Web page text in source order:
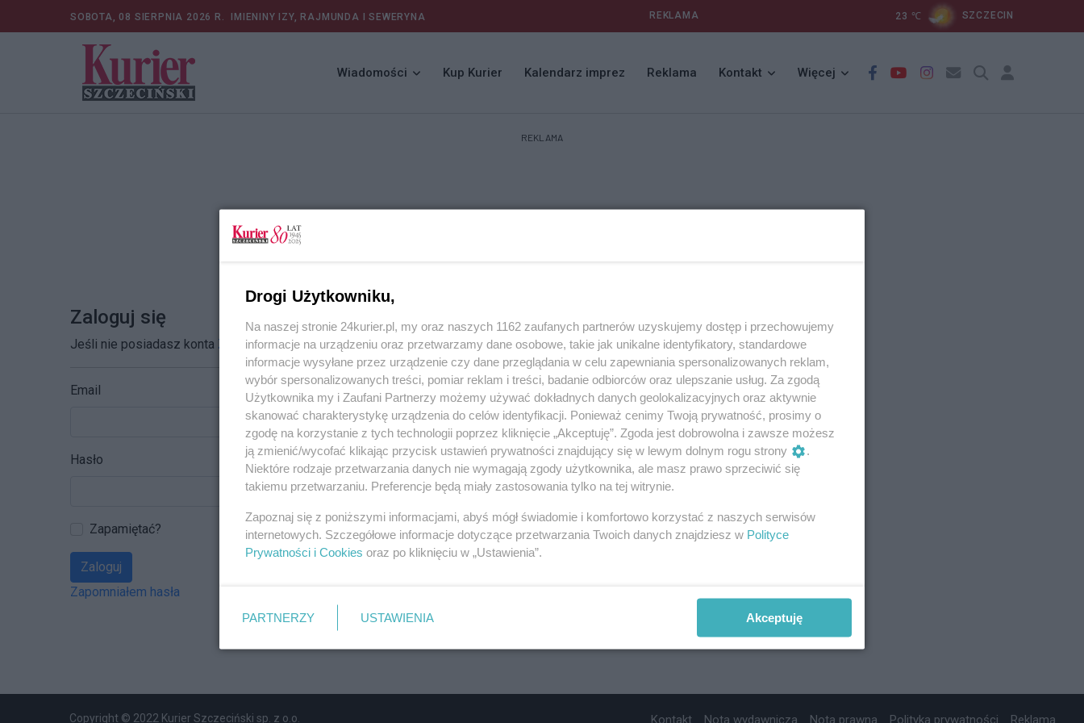
SOBOTA, 08 SIERPNIA 2026 R. IMIENINY IZY, RAJMUNDA I SEWERYNA REKLAMA 23 ℃ SZCZECIN
Wiadomości Kup Kurier Kalendarz imprez Reklama Kontakt Więcej
REKLAMA
Zaloguj się
Jeśli nie posiadasz konta Zarejestruj się
Email
Hasło
Zapamiętać?
Zaloguj
Zapomniałem hasła
Copyright © 2022 Kurier Szczeciński sp. z o.o. Kontakt Nota wydawnicza Nota prawna Polityka prywatności Reklama
Drogi Użytkowniku,
Na naszej stronie 24kurier.pl, my oraz naszych 1162 zaufanych partnerów uzyskujemy dostęp i przechowujemy
informacje na urządzeniu oraz przetwarzamy dane osobowe, takie jak unikalne identyfikatory, standardowe
informacje wysyłane przez urządzenie czy dane przeglądania w celu zapewniania spersonalizowanych reklam,
wybór spersonalizowanych treści, pomiar reklam i treści, badanie odbiorców oraz ulepszanie usług. Za zgodą
Użytkownika my i Zaufani Partnerzy możemy używać dokładnych danych geolokalizacyjnych oraz aktywnie
skanować charakterystykę urządzenia do celów identyfikacji. Ponieważ cenimy Twoją prywatność, prosimy o
zgodę na korzystanie z tych technologii poprzez kliknięcie „Akceptuję”. Zgoda jest dobrowolna i zawsze możesz
ją zmienić/wycofać klikając przycisk ustawień prywatności znajdujący się w lewym dolnym rogu strony
.
Niektóre rodzaje przetwarzania danych nie wymagają zgody użytkownika, ale masz prawo sprzeciwić się
takiemu przetwarzaniu. Preferencje będą miały zastosowania tylko na tej witrynie.
Zapoznaj się z poniższymi informacjami, abyś mógł świadomie i komfortowo korzystać z naszych serwisów
internetowych. Szczegółowe informacje dotyczące przetwarzania Twoich danych znajdziesz w Polityce
Prywatności i Cookies oraz po kliknięciu w „Ustawienia”.
PARTNERZY USTAWIENIA Akceptuję